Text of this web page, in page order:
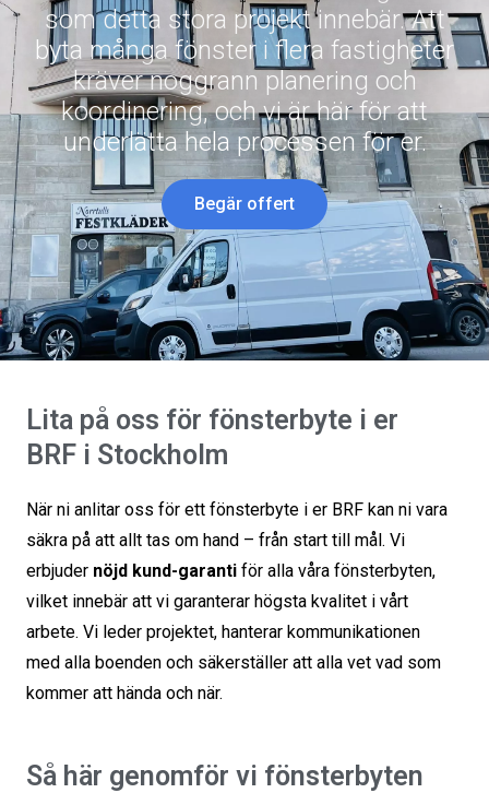
som detta stora projekt innebär. Att
byta många fönster i flera fastigheter
kräver noggrann planering och
koordinering, och vi är här för att
underlätta hela processen för er.
Begär offert
Lita på oss för fönsterbyte i er
BRF i Stockholm
När ni anlitar oss för ett fönsterbyte i er BRF kan ni vara
säkra på att allt tas om hand – från start till mål. Vi
erbjuder nöjd kund-garanti för alla våra fönsterbyten,
vilket innebär att vi garanterar högsta kvalitet i vårt
arbete. Vi leder projektet, hanterar kommunikationen
med alla boenden och säkerställer att alla vet vad som
kommer att hända och när.
Så här genomför vi fönsterbyten